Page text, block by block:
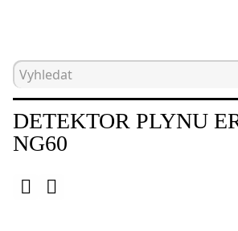
Hlavní strana
DETEKTOR PLYNU
NG60